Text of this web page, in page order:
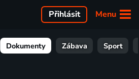
Menu
Přihlásit
Dokumenty Zábava Sport